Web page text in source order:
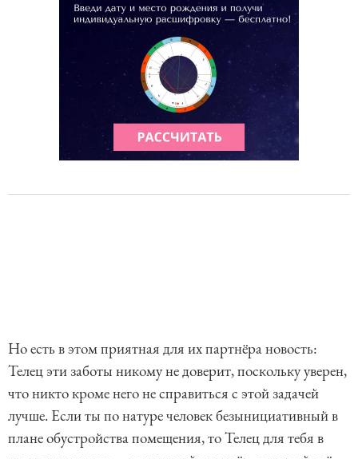
Но есть в этом приятная для их партнёра новость:
Телец эти заботы никому не доверит, поскольку уверен,
что никто кроме него не справиться с этой задачей
лучше. Если ты по натуре человек безынициативный в
плане обустройства помещения, то Телец для тебя в